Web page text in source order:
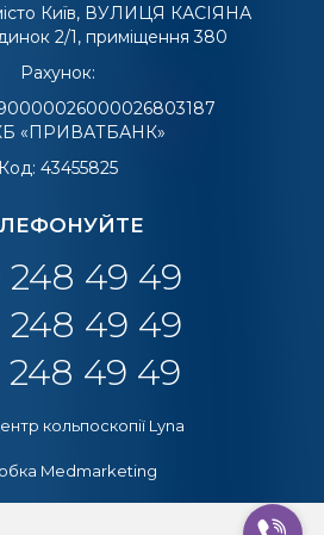
Київ, ВУЛИЦЯ КАСІЯНА
2/1, приміщення 380
Рахунок:
«ПРИВАТБАНК»
Код: 43455825
248 49 49
248 49 49
248 49 49
кольпоскопії Lyna
Medmarketing